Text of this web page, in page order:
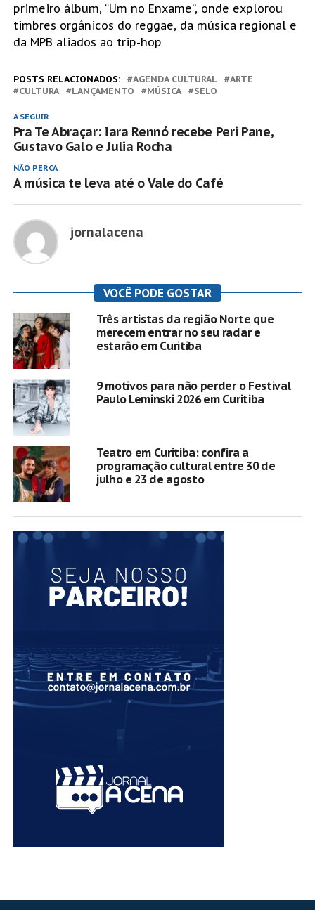
primeiro álbum, “Um no Enxame”, onde explorou
timbres orgânicos do reggae, da música regional e
da MPB aliados ao trip-hop
POSTS RELACIONADOS: AGENDA CULTURAL
ARTE
CULTURA
LANÇAMENTO MÚSICA SELO
A SEGUIR
Pra Te Abraçar: Iara Rennó recebe Peri Pane,
Gustavo Galo e Julia Rocha
NÃO PERCA
A música te leva até o Vale do Café
jornalacena
VOCÊ PODE GOSTAR
Três artistas da região Norte que
merecem entrar no seu radar e
estarão em Curitiba
9 motivos para não perder o Festival
Paulo Leminski 2026 em Curitiba
Teatro em Curitiba: confira a
programação cultural entre 30 de
julho e 23 de agosto